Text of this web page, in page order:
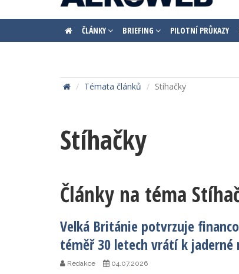
ČLÁNKY BRIEFING PILOTNÍ PRŮKAZY
Témata článků Stíhačky
Stíhačky
Články na téma
Velká Británie potvrzuje
téměř 30 letech vrátí k jaderné
Redakce 04.07.2026